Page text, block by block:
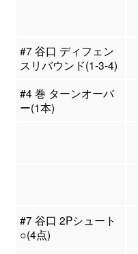
#7 谷口 ディフェン
スリバウンド(1-3-4)
#4 巻 ターンオーバ
ー(1本)
#7 谷口 2Pシュート
○(4点)